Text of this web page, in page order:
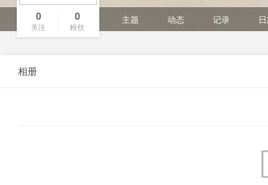
0
关注
0
粉丝
主题 动态 记录
相册